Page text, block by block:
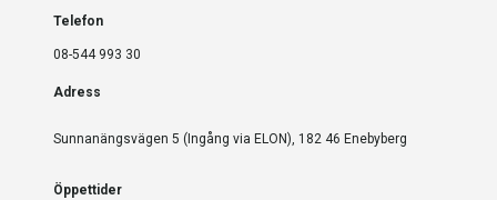
Telefon
08-544 993 30
Adress
Sunnanängsvägen 5 (Ingång via ELON), 182 46 Enebyberg
Öppettider